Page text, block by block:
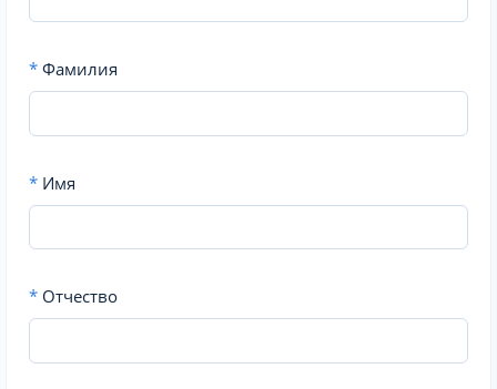
* Фамилия
* Имя
* Отчество